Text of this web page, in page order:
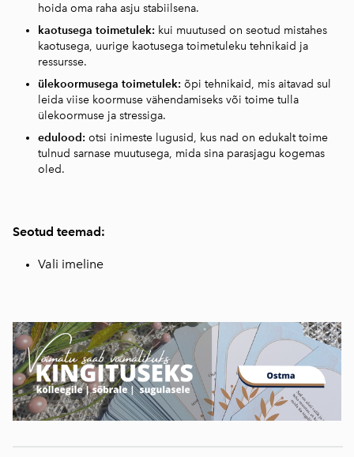
hoida oma raha asju stabiilsena.
kaotusega toimetulek: kui muutused on seotud mistahes
kaotusega, uurige kaotusega toimetuleku tehnikaid ja
ressursse.
ülekoormusega toimetulek: õpi tehnikaid, mis aitavad sul
leida viise koormuse vähendamiseks või toime tulla
ülekoormuse ja stressiga.
edulood: otsi inimeste lugusid, kus nad on edukalt toime
tulnud sarnase muutusega, mida sina parasjagu kogemas
oled.
Seotud teemad:
Vali imeline